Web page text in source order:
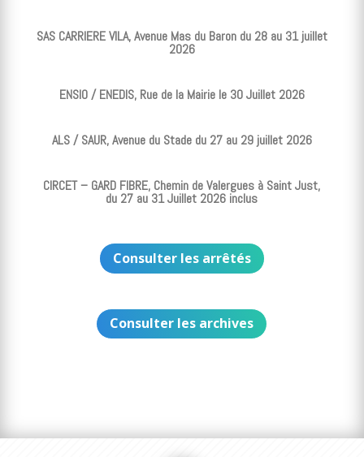
SAS CARRIERE VILA, Avenue Mas du Baron du 28 au 31 juillet
2026
ENSIO / ENEDIS, Rue de la Mairie le 30 Juillet 2026
ALS / SAUR, Avenue du Stade du 27 au 29 juillet 2026
CIRCET – GARD FIBRE, Chemin de Valergues à Saint Just,
du 27 au 31 Juillet 2026 inclus
Consulter les arrêtés
Consulter les archives